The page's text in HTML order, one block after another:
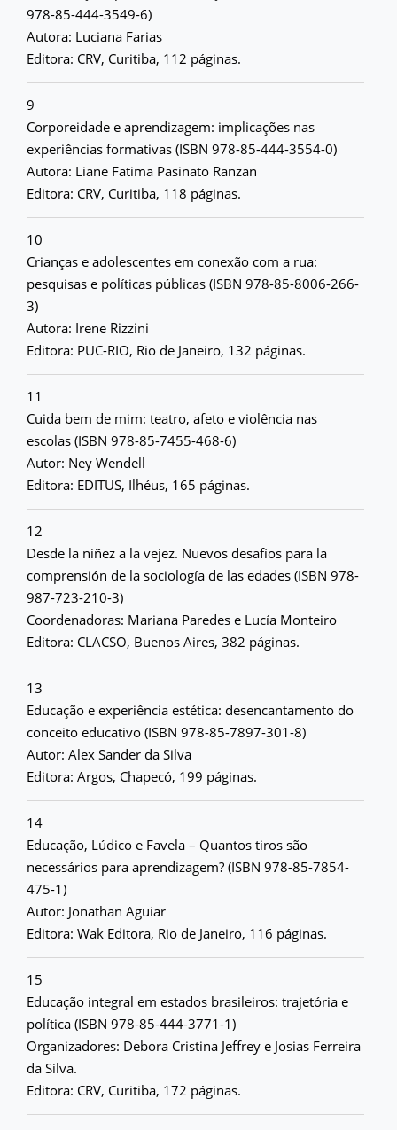
978-85-444-3549-6)
Autora: Luciana Farias
Editora: CRV, Curitiba, 112 páginas.
9
Corporeidade e aprendizagem: implicações nas
experiências formativas (ISBN 978-85-444-3554-0)
Autora: Liane Fatima Pasinato Ranzan
Editora: CRV, Curitiba, 118 páginas.
10
Crianças e adolescentes em conexão com a rua:
pesquisas e políticas públicas (ISBN 978-85-8006-266-
3)
Autora: Irene Rizzini
Editora: PUC-RIO, Rio de Janeiro, 132 páginas.
11
Cuida bem de mim: teatro, afeto e violência nas
escolas (ISBN 978-85-7455-468-6)
Autor: Ney Wendell
Editora: EDITUS, Ilhéus, 165 páginas.
12
Desde la niñez a la vejez. Nuevos desafíos para la
comprensión de la sociología de las edades (ISBN 978-
987-723-210-3)
Coordenadoras: Mariana Paredes e Lucía Monteiro
Editora: CLACSO, Buenos Aires, 382 páginas.
13
Educação e experiência estética: desencantamento do
conceito educativo (ISBN 978-85-7897-301-8)
Autor: Alex Sander da Silva
Editora: Argos, Chapecó, 199 páginas.
14
Educação, Lúdico e Favela – Quantos tiros são
necessários para aprendizagem? (ISBN 978-85-7854-
475-1)
Autor: Jonathan Aguiar
Editora: Wak Editora, Rio de Janeiro, 116 páginas.
15
Educação integral em estados brasileiros: trajetória e
política (ISBN 978-85-444-3771-1)
Organizadores: Debora Cristina Jeffrey e Josias Ferreira
da Silva.
Editora: CRV, Curitiba, 172 páginas.